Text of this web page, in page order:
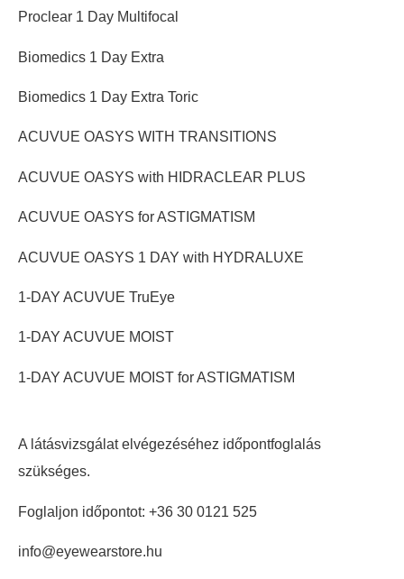
Proclear 1 Day Multifocal
Biomedics 1 Day Extra
Biomedics 1 Day Extra Toric
ACUVUE OASYS WITH TRANSITIONS
ACUVUE OASYS with HIDRACLEAR PLUS
ACUVUE OASYS for ASTIGMATISM
ACUVUE OASYS 1 DAY with HYDRALUXE
1-DAY ACUVUE TruEye
1-DAY ACUVUE MOIST
1-DAY ACUVUE MOIST for ASTIGMATISM
A látásvizsgálat elvégezéséhez időpontfoglalás
szükséges.
Foglaljon időpontot: +36 30 0121 525
info@eyewearstore.hu